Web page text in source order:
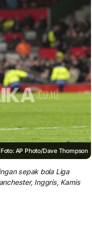
Foto: AP Photo/Dave Thompson
sepak bola Liga
Inggris, Kamis